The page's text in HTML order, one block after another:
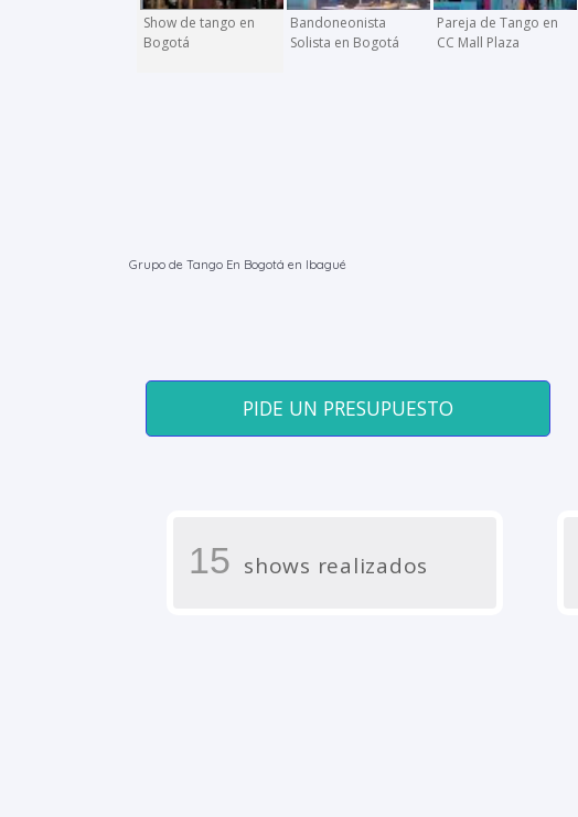
Show de tango en
Bogotá
Bandoneonista
Solista en Bogotá
Pareja de Tango en
CC Mall Plaza
Grupo de Tango En Bogotá en Ibagué
PIDE UN PRESUPUESTO
15 shows realizados